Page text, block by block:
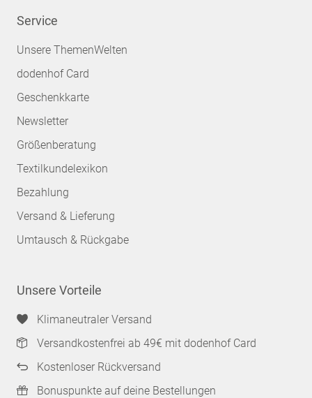
Service
Unsere ThemenWelten
dodenhof Card
Geschenkkarte
Newsletter
Größenberatung
Textilkundelexikon
Bezahlung
Versand & Lieferung
Umtausch & Rückgabe
Unsere Vorteile
Klimaneutraler Versand
Versandkostenfrei ab 49€ mit dodenhof Card
Kostenloser Rückversand
Bonuspunkte auf deine Bestellungen